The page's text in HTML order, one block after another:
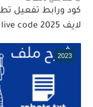
كود ورابط تفعيل
لايف drama live code 2025
2023